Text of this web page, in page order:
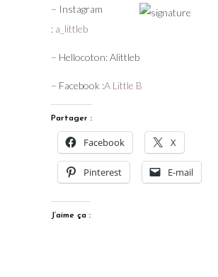
– Instagram
: a_littleb
– Hellocoton: Alittleb
– Facebook :A Little B
Partager :
Facebook X
Pinterest E-mail
J’aime ça :